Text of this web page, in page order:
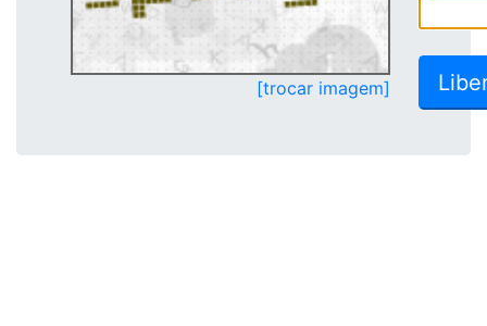
[trocar imagem]